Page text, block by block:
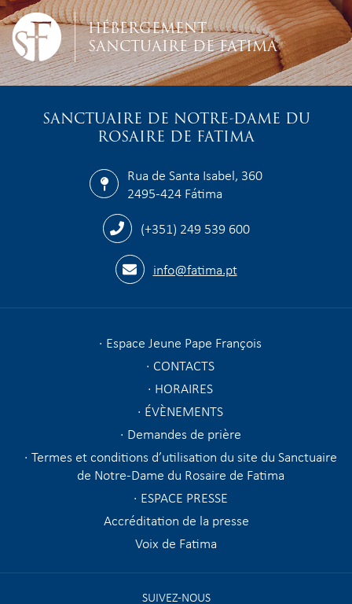
HÉBERGEMENT
SANCTUAIRE DE FATIMA
SANCTUAIRE DE NOTRE-DAME DU
ROSAIRE DE FATIMA
Rua de Santa Isabel, 360
2495-424 Fátima
(+351) 249 539 600
info@fatima.pt
Espace Jeune Pape François
CONTACTS
HORAIRES
ÉVÈNEMENTS
Demandes de prière
Termes et conditions d’utilisation du site du Sanctuaire
de Notre-Dame du Rosaire de Fatima
ESPACE PRESSE
Accréditation de la presse
Voix de Fatima
SUIVEZ-NOUS